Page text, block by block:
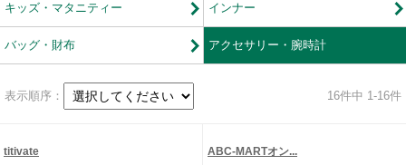
キッズ・マタニティー インナー
バッグ・財布 アクセサリー・腕時計
表示順序： 16件中 1-16件
titivate ABC-MARTオン...